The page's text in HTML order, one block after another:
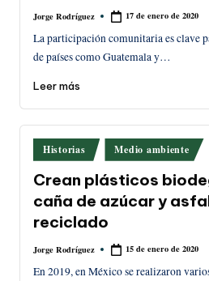
Publicado
Jorge Rodríguez 17 de enero de 2020
La participación comunitaria es clave
de países como Guatemala y…
Leer más
Publicado
en
Historias Medio ambiente
Crean plásticos
caña de azúcar y
reciclado
Publicado
Jorge Rodríguez 15 de enero de 2020
En 2019, en México se realizaron